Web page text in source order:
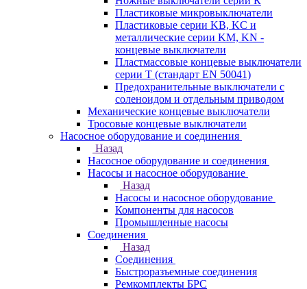
Пластиковые микровыключатели
Пластиковые серии KB, KC и
металлические серии KM, KN -
концевые выключатели
Пластмассовые концевые выключатели
серии T (стандарт EN 50041)
Предохранительные выключатели с
соленоидом и отдельным приводом
Механические концевые выключатели
Тросовые концевые выключатели
Насосное оборудование и соединения
Назад
Насосное оборудование и соединения
Насосы и насосное оборудование
Назад
Насосы и насосное оборудование
Компоненты для насосов
Промышленные насосы
Соединения
Назад
Соединения
Быстроразъемные соединения
Ремкомплекты БРС